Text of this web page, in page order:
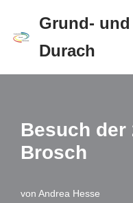
Zum
springen
Grund-
Durach
Besuch der
Brosch
von Andrea Hesse